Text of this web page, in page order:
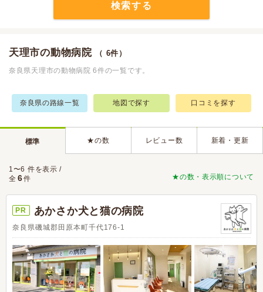
検索する
天理市の動物病院 （ 6件）
奈良県天理市の動物病院 6件の一覧です。
奈良県の路線一覧 地図で探す 口コミを探す
標準 ★の数 レビュー数 新着・更新
★の数・表示順について
1〜6 件を表示 /
全 6件
PR あかさか犬と猫の病院
奈良県磯城郡田原本町千代176-1